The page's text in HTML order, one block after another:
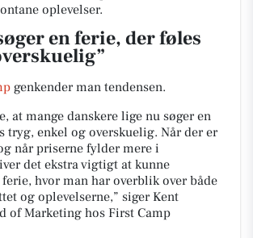
oplevelser.
en ferie, der føles
genkender man tendensen.
at mange danskere lige nu søger en
tryg, enkel og overskuelig. Når der er
når priserne fylder mere i
det ekstra vigtigt at kunne
hvor man har overblik over både
og oplevelserne,” siger Kent
of Marketing hos First Camp